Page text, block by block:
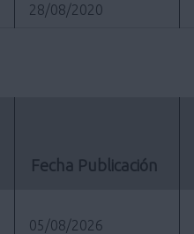
28/08/2020
Fecha Publicación
05/08/2026